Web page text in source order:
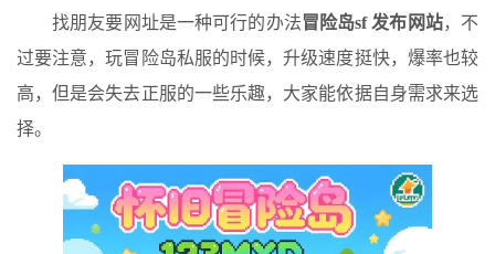
找朋友要网址是一种可行的办法冒险岛sf 发布网站，不
过要注意，玩冒险岛私服的时候，升级速度挺快，爆率也较
高，但是会失去正服的一些乐趣，大家能依据自身需求来选
择。